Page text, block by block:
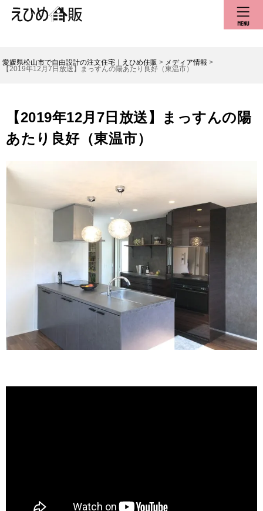
愛媛県松山市で自由設計の注文住宅｜えひめ住販 > メディア情報 >
【2019年12月7日放送】まっすんの陽あたり良好（東温市）
【2019年12月7日放送】まっすんの陽
あたり良好（東温市）